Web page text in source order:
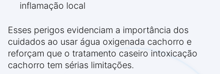
inflamação local
Esses perigos evidenciam a importância dos
cuidados ao usar água oxigenada cachorro e
reforçam que o tratamento caseiro intoxicação
cachorro tem sérias limitações.